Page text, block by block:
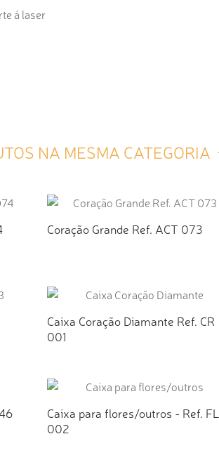
á laser
NA MESMA CATEGORIA
Coração Grande Ref. ACT 073
Caixa Coração Diamante Ref. CR
001
Caixa para flores/outros - Ref. FL
002